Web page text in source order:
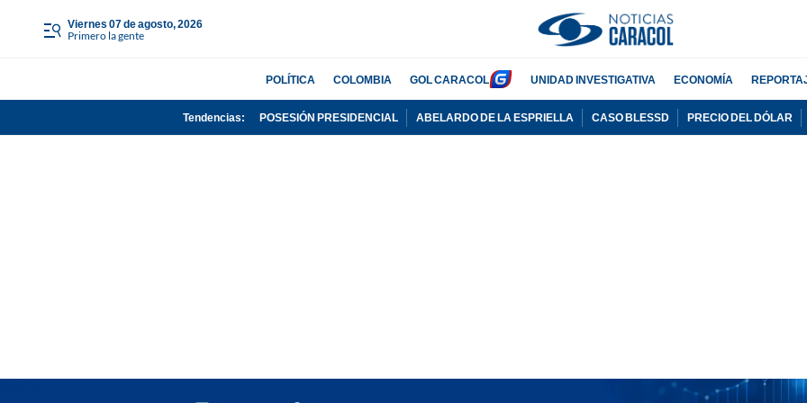
viernes 07 de agosto, 2026
Primero la gente
POLÍTICA COLOMBIA GOL CARACOL UNIDAD INVESTIGATIVA ECONOMÍA
Tendencias: POSESIÓN PRESIDENCIAL ABELARDO DE LA ESPRIELLA CASO BLESSD PRECIO DEL DÓLAR